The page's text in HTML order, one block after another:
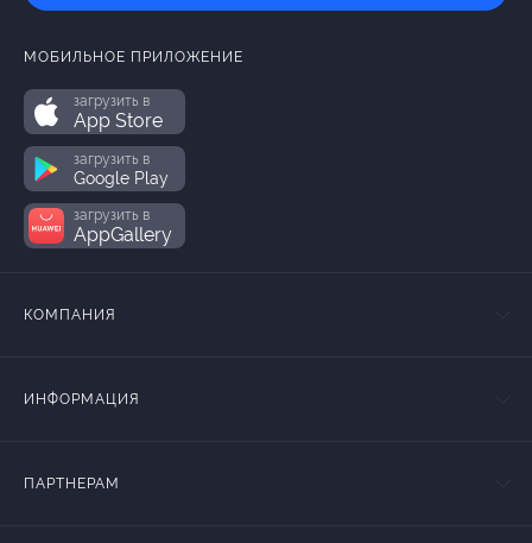
МОБИЛЬНОЕ ПРИЛОЖЕНИЕ
загрузить в
App Store
загрузить в
Google Play
загрузить в
AppGallery
КОМПАНИЯ
ИНФОРМАЦИЯ
ПАРТНЕРАМ